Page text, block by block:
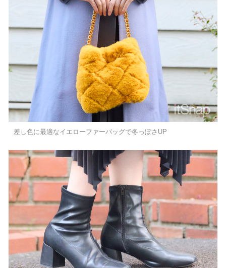
差し色に最適なイエローファーバッグで冬っぽさUP